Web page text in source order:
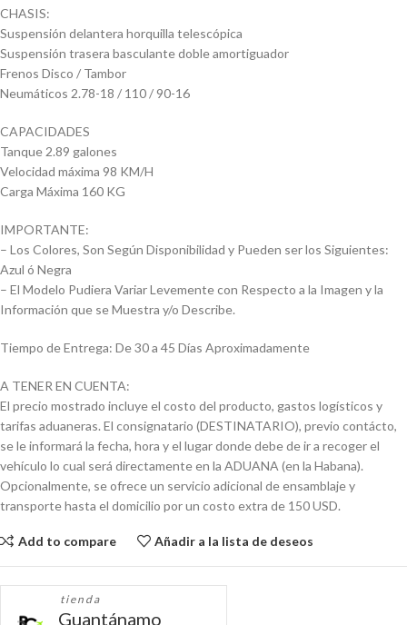
CHASIS:
Suspensión delantera horquilla telescópica
Suspensión trasera basculante doble amortiguador
Frenos Disco / Tambor
Neumáticos 2.78-18 / 110 / 90-16
CAPACIDADES
Tanque 2.89 galones
Velocidad máxima 98 KM/H
Carga Máxima 160 KG
IMPORTANTE:
– Los Colores, Son Según Disponibilidad y Pueden ser los Siguientes:
Azul ó Negra
– El Modelo Pudiera Variar Levemente con Respecto a la Imagen y la
Información que se Muestra y/o Describe.
Tiempo de Entrega: De 30 a 45 Días Aproximadamente
A TENER EN CUENTA:
El precio mostrado incluye el costo del producto, gastos logísticos y
tarifas aduaneras. El consignatario (DESTINATARIO), previo contácto,
se le informará la fecha, hora y el lugar donde debe de ir a recoger el
vehículo lo cual será directamente en la ADUANA (en la Habana).
Opcionalmente, se ofrece un servicio adicional de ensamblaje y
transporte hasta el domicilio por un costo extra de 150 USD.
Add to compare Añadir a la lista de deseos
tienda
Guantánamo